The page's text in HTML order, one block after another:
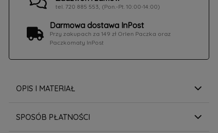
tel. 720 885 553, (Pon.-Pt. 10:00-14:00)
Darmowa dostawa InPost
Przy zakupach za 149 zł Orlen Paczka oraz
Paczkomaty InPost
OPIS I MATERIAŁ
SPOSÓB PŁATNOŚCI